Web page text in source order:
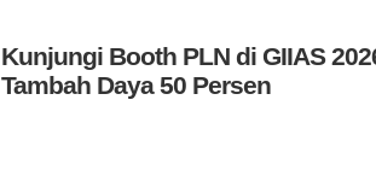
Kunjungi Booth PLN di GIIAS
Tambah Daya 50 Persen